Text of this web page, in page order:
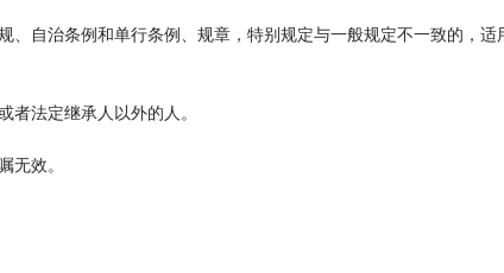
、自治条例和单行条例、规章，特别规定与一般规定不一致的，适
法定继承人以外的人。
效。